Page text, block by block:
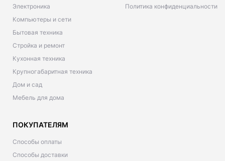
Электроника
Компьютеры и сети
Бытовая техника
Стройка и ремонт
Кухонная техника
Крупногабаритная техника
Дом и сад
Мебель для дома
Политика конфиденциальности
ПОКУПАТЕЛЯМ
Способы оплаты
Способы доставки